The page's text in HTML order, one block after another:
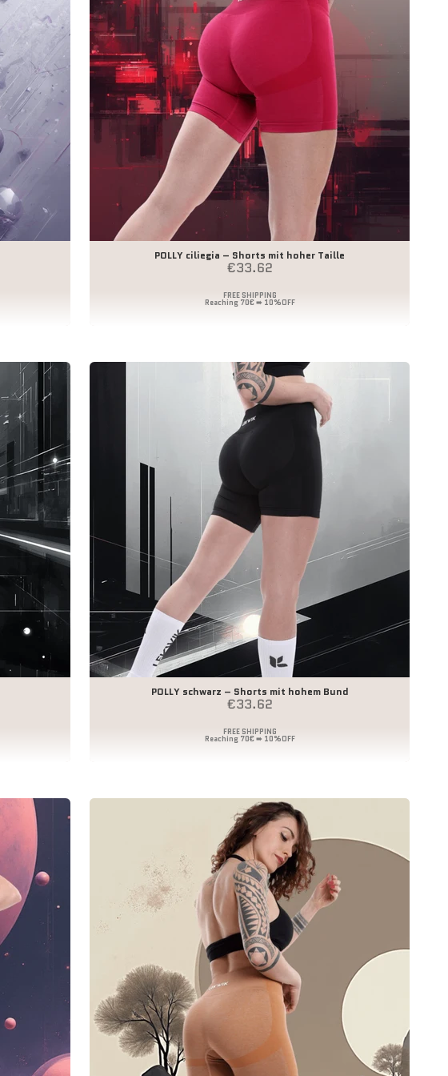
POLLY ciliegia – Shorts mit hoher Taille
Angebot
€33.62
POLLY schwarz – Shorts mit hohem Bund
Angebot
€33.62